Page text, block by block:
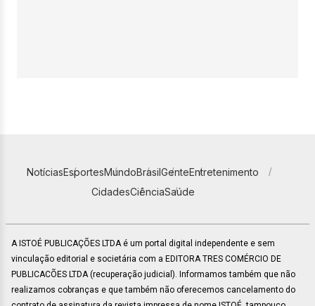
NotíciasEsportesMundoBrasilGenteEntretenimento
CidadesCiênciaSaúde
A ISTOÉ PUBLICAÇÕES LTDA é um portal digital independente e sem
vinculação editorial e societária com a EDITORA TRES COMÉRCIO DE
PUBLICACÕES LTDA (recuperação judicial). Informamos também que não
realizamos cobranças e que também não oferecemos cancelamento do